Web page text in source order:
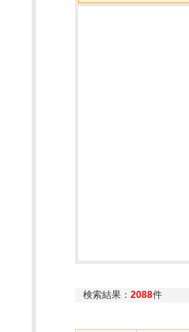
検索結果： 2088件